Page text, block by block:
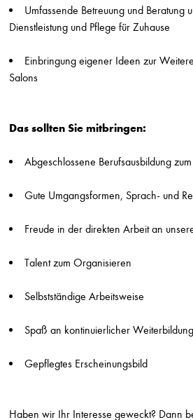
Gabi Stern
Asperg
Die Friseure - Breuninger
Stuttgart
Stuttgart
Friseur (m/w/d) Breuninger Ludwigsburg
Stuttgart
Die Friseure - Breuninger
Die Friseure - Breuninger
Friseur*in
Berlin
Umfassende Betreuung und Beratung
Dienstleistung und Pflege für Zuhause
Einbringung eigener Ideen zur
Salons
Das sollten Sie mitbringen:
Abgeschlossene Berufsausbildung
Gute Umgangsformen, Sprach- und
Freude in der direkten Arbeit an
Talent zum Organisieren
Selbstständige Arbeitsweise
Spaß an kontinuierlicher Weiterbildung
Gepflegtes Erscheinungsbild
Haben wir Ihr Interesse geweckt? Dann